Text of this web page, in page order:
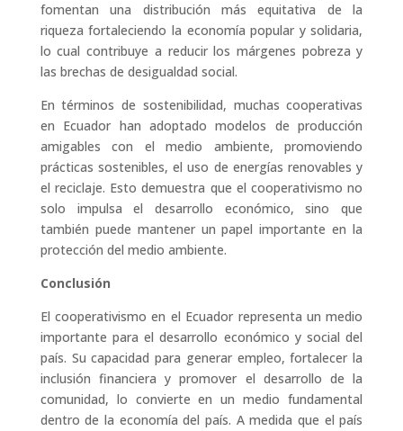
fomentan una distribución más equitativa de la
riqueza fortaleciendo la economía popular y solidaria,
lo cualcontribuye a reducirlos márgenes pobreza y
las brechas de desigualdad social.
En términos de sostenibilidad, muchas cooperativas
en Ecuador han adoptado modelos de producción
amigables con el medio ambiente, promoviendo
prácticas sostenibles, el uso de energías renovables y
el reciclaje. Esto demuestra que el cooperativismo no
solo impulsa el desarrollo económico, sino que
también puede mantener un papel importante en la
protección del medio ambiente.
Conclusión
El cooperativismo en el Ecuador representa un medio
importante para el desarrollo económico y social del
país. Su capacidad para generar empleo, fortalecer la
inclusión financiera y promover el desarrollo de la
comunidad, lo convierte en un medio fundamental
dentro de la economía del país. A medida que el país